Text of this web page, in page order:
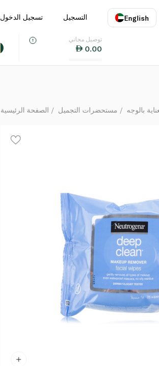
English
اللغة
التسجيل تسجيل الدخول
توصيل مجاني
0.00
الصفحة الرئيسية مستحضرات التجميل بالوجه